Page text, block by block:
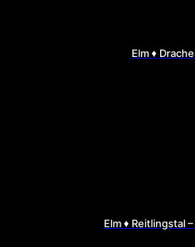
Elm ♦
Elm ♦ Reitlingstal